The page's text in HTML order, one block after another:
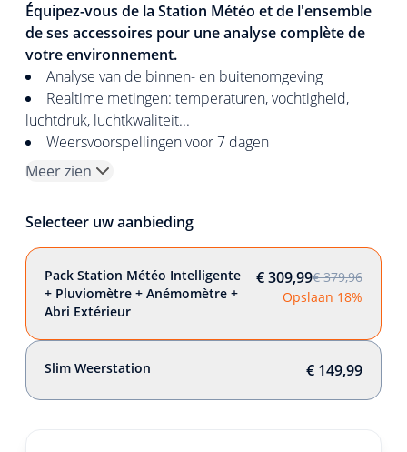
Équipez-vous de la Station Météo et de l'ensemble
de ses accessoires pour une analyse complète de
votre environnement.
Analyse van de binnen- en buitenomgeving
Realtime metingen: temperaturen, vochtigheid,
luchtdruk, luchtkwaliteit...
Weersvoorspellingen voor 7 dagen
Meer zien
Selecteer uw aanbieding
Pack Station Météo Intelligente
+ Pluviomètre + Anémomètre +
Abri Extérieur
€ 309,99€ 379,96
Opslaan 18%
Slim Weerstation € 149,99